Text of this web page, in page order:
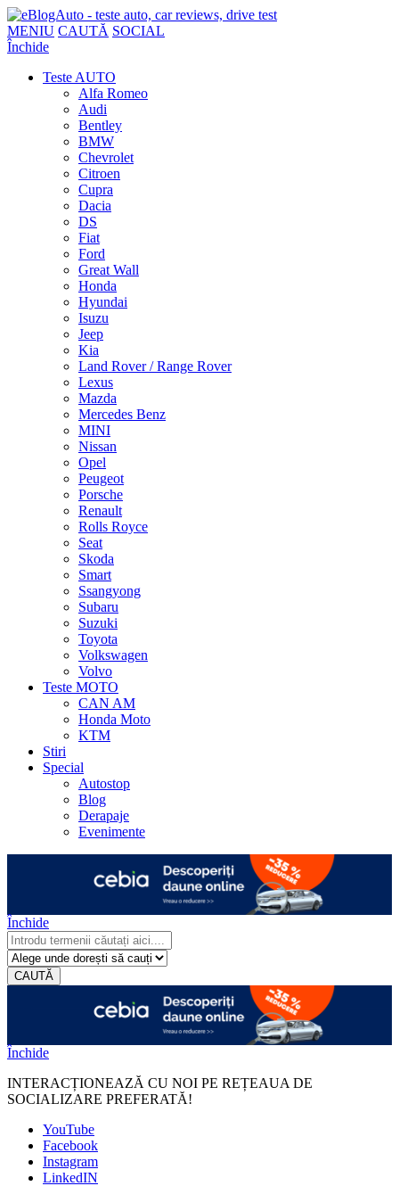
MENIU CAUTĂ SOCIAL
Închide
Teste AUTO
Alfa Romeo
Audi
Bentley
BMW
Chevrolet
Citroen
Cupra
Dacia
DS
Fiat
Ford
Great Wall
Honda
Hyundai
Isuzu
Jeep
Kia
Land Rover / Range Rover
Lexus
Mazda
Mercedes Benz
MINI
Nissan
Opel
Peugeot
Porsche
Renault
Rolls Royce
Seat
Skoda
Smart
Ssangyong
Subaru
Suzuki
Toyota
Volkswagen
Volvo
Teste MOTO
CAN AM
Honda Moto
KTM
Stiri
Special
Autostop
Blog
Derapaje
Evenimente
Închide
CAUTĂ
Închide
INTERACȚIONEAZĂ CU NOI PE REȚEAUA DE
SOCIALIZARE PREFERATĂ!
YouTube
Facebook
Instagram
LinkedIN